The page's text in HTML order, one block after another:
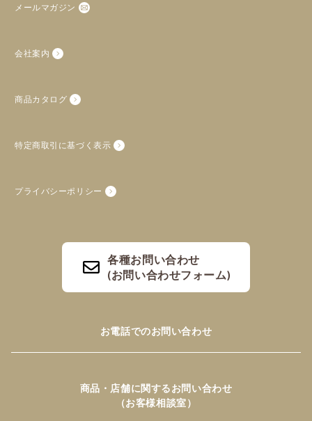
メールマガジン
会社案内
商品カタログ
特定商取引に基づく表示
プライバシーポリシー
各種お問い合わせ
(お問い合わせフォーム)
お電話でのお問い合わせ
商品・店舗に関するお問い合わせ
（お客様相談室）